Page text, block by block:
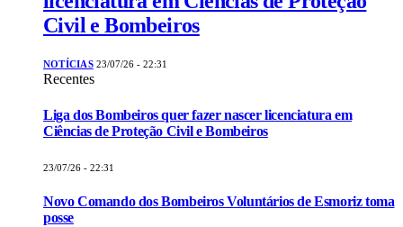
Civil e Bombeiros
NOTÍCIAS 23/07/26 - 22:31
Recentes
Liga dos Bombeiros quer fazer nascer licenciatura em
Ciências de Proteção Civil e Bombeiros
23/07/26 - 22:31
Novo Comando dos Bombeiros Voluntários de Esmoriz toma
posse